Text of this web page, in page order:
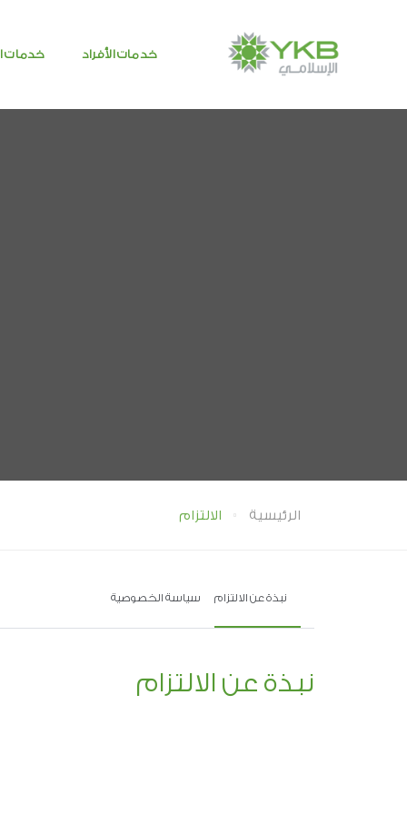
خدمات الأفراد خدمات
الرئيسية الالتزام
نبذة عن الالتزام سياسة الخصوصية
نبذة عن الالتزام